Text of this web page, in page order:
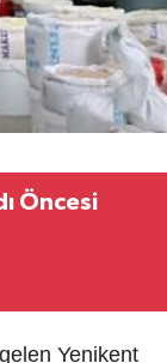
Öncesi
Yenikent